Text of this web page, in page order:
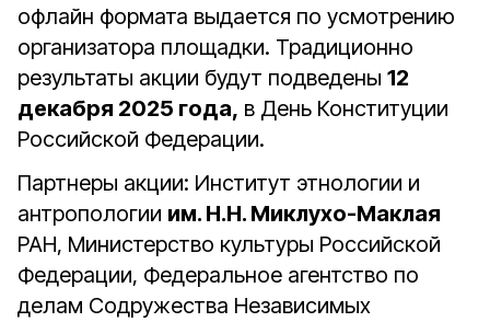
офлайн формата выдается по усмотрению
организатора площадки. Традиционно
результаты акции будут подведены 12
декабря 2025 года, в День Конституции
Российской Федерации.
Партнеры акции: Институт этнологии и
антропологии им. Н.Н. Миклухо-Маклая
РАН, Министерство культуры Российской
Федерации, Федеральное агентство по
делам Содружества Независимых